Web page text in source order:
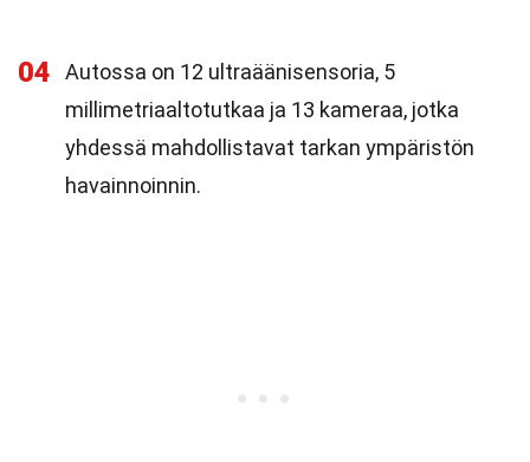
04
Autossa on 12 ultraäänisensoria, 5
millimetriaaltotutkaa ja 13 kameraa, jotka
yhdessä mahdollistavat tarkan ympäristön
havainnoinnin.